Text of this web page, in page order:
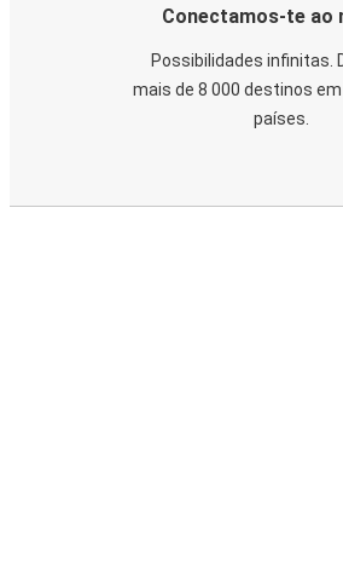
Conectamos-te ao
Possibilidades infinitas.
mais de 8 000 destinos
países.